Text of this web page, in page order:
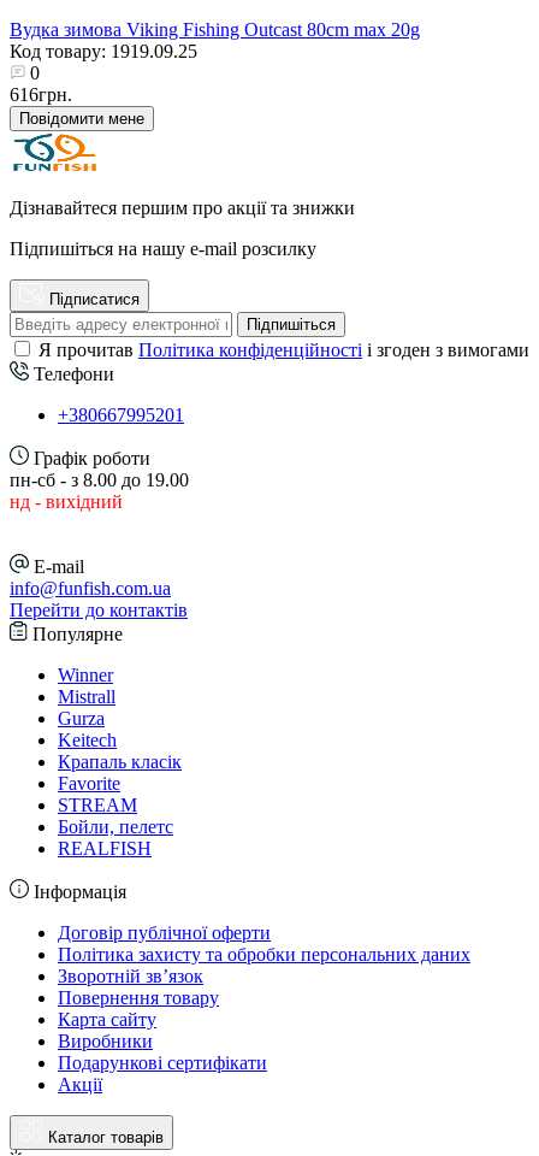
Вудка зимова Viking Fishing Outcast 80cm max 20g
Код товару: 1919.09.25
0
616грн.
Повідомити мене
Дізнавайтеся першим про акції та знижки
Підпишіться на нашу e-mail розсилку
Підписатися
Підпишіться
Я прочитав Політика конфіденційності і згоден з вимогами
Телефони
+380667995201
Графік роботи
пн-сб - з 8.00 до 19.00
нд - вихідний
E-mail
info@funfish.com.ua
Перейти до контактів
Популярне
Winner
Mistrall
Gurza
Keitech
Крапаль класік
Favorite
STREAM
Бойли, пелетс
REALFISH
Інформація
Договір публічної оферти
Політика захисту та обробки персональних даних
Зворотній зв’язок
Повернення товару
Карта сайту
Виробники
Подарункові сертифікати
Акції
Каталог товарів